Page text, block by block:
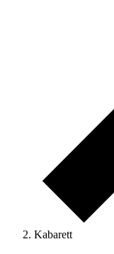
Kabarett